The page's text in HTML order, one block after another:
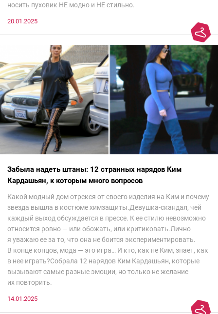
носить пуховик НЕ модно и НЕ стильно.
20.01.2025
Забыла надеть штаны: 12 странных нарядов Ким
Кардашьян, к которым много вопросов
Какой модный дом отрекся от своего изделия на Ким и почему
звезда вышла в костюме химзащиты.Девушка-скандал, чей
каждый выход обсуждается в прессе. К ее стилю невозможно
относится ровно — или обожать, или критиковать.Лично
я уважаю ее за то, что она не боится экспериментировать.
В конце концов, мода — это игра… И кто, как не Ким, знает, как
в нее играть?Собрала 12 нарядов Ким Кардашьян, которые
вызывают самые разные эмоции, но только не желание
их повторить.
14.01.2025